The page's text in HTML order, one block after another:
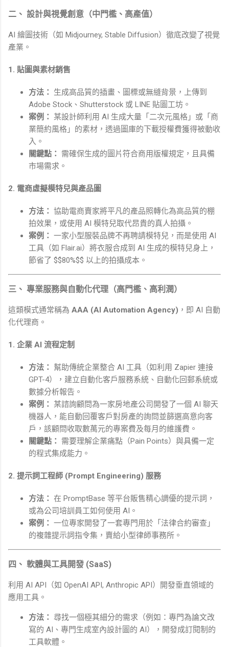
二、 設計與視覺創意（中門檻、高產值）
AI 繪圖技術（如 Midjourney, Stable Diffusion）徹底改變了視覺
產業。
1. 貼圖與素材銷售
方法：
生成高品質的插畫、圖標或無縫背景，上傳到
Adobe Stock、Shutterstock 或 LINE 貼圖工坊。
案例：
某設計師利用 AI 生成大量「二次元風格」或「商
業簡約風格」的素材，透過圖庫的下載授權費獲得被動收
入。
關鍵點：
需確保生成的圖片符合商用版權規定，且具備
市場需求。
2. 電商虛擬模特兒與產品圖
方法： 協助電商賣家將平凡的產品照轉化為高品質的棚
拍效果，或使用 AI 模特兒取代昂貴的真人拍攝。
案例： 一家小型服裝品牌不再聘請模特兒，而是使用 AI
工具（如 Flair.ai）將衣服合成到 AI 生成的模特兒身上，
節省了 $$80%$$ 以上的拍攝成本。
三、 專業服務與自動化代理（高門檻、高利潤）
這類模式通常稱為 AAA (AI Automation Agency) ，即 AI 自動
化代理商。
1. 企業 AI 流程定制
方法：
幫助傳統企業整合 AI 工具（如利用 Zapier 連接
GPT-4），建立自動化客戶服務系統、自動化回郵系統或
數據分析報告。
案例：
某諮詢顧問為一家房地產公司開發了一個 AI 聊天
機器人，能自動回覆客戶對房產的詢問並篩選高意向客
戶，該顧問收取數萬元的專案費及每月的維護費。
關鍵點：
需要理解企業痛點（Pain Points）與具備一定
的程式集成能力。
2. 提示詞工程師 (Prompt Engineering) 服務
方法： 在 PromptBase 等平台販售精心調優的提示詞，
或為公司培訓員工如何使用 AI。
案例： 一位專家開發了一套專門用於「法律合約審查」
的複雜提示詞指令集，賣給小型律師事務所。
四、 軟體與工具開發 (SaaS)
利用 AI API（如 OpenAI API, Anthropic API）開發垂直領域的
應用工具。
方法： 尋找一個極其細分的需求（例如：專門為論文改
寫的 AI、專門生成室內設計圖的 AI），開發成訂閱制的
工具軟體。